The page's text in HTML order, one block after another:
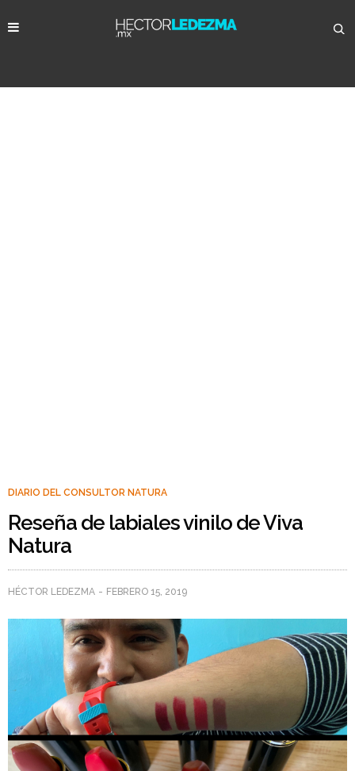
DIARIO DEL CONSULTOR NATURA
Reseña de labiales vinilo de Viva
Natura
HÉCTOR LEDEZMA FEBRERO 15, 2019